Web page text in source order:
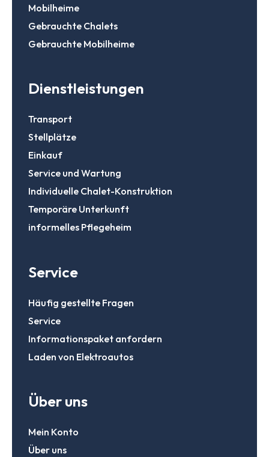
Mobilheime
Gebrauchte Chalets
Gebrauchte Mobilheime
Dienstleistungen
Transport
Stellplätze
Einkauf
Service und Wartung
Individuelle Chalet-Konstruktion
Temporäre Unterkunft
informelles Pflegeheim
Service
Häufig gestellte Fragen
Service
Informationspaket anfordern
Laden von Elektroautos
Über uns
Mein Konto
Über uns